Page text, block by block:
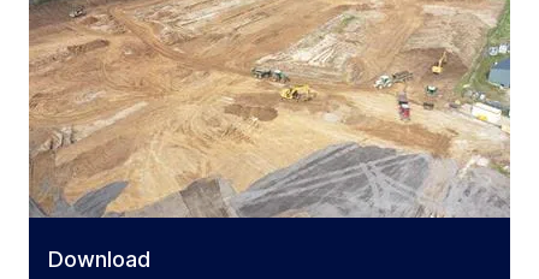
Download